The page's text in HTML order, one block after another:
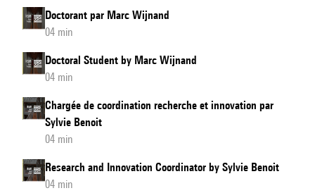
Doctorant par Marc Wijnand
04 min
Doctoral Student by Marc Wijnand
04 min
Chargée de coordination recherche et innovation par
Sylvie Benoit
04 min
Research and Innovation Coordinator by Sylvie Benoit
04 min